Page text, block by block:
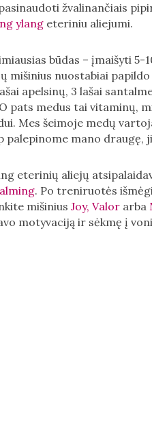
žvalinančiais
ylang eteriniu aliejumi.
būdas – įmaišyti 5-
mišinius nuostabiai
apelsinų, 3 lašai
pats medus tai vitaminų,
Mes šeimoje medų
palepinome mano draugę,
eterinių aliejų
. Po treniruotės
mišiniusJoy, Valor arba
motyvaciją ir sėkmę į